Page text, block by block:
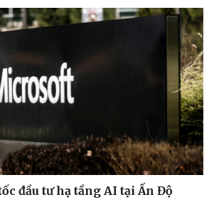
đầu tư hạ tầng AI tại Ấn Độ